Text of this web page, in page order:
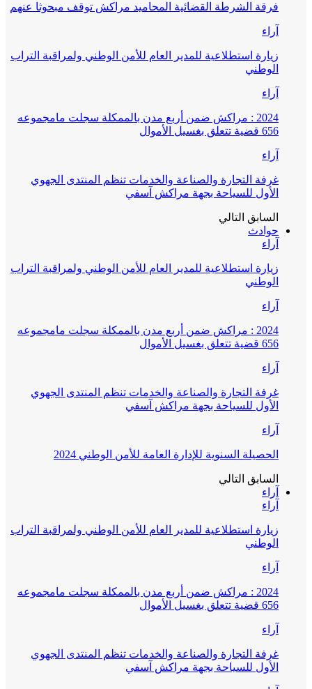
فرقة الشرطة القضائية المحاميد مراكش توقف مبحوثا عنهم
آراء
زيارة استطلاعية للمدير العام للأمن الوطني ولمراقبة التراب
الوطني
آراء
2024 : مراكش ضمن أربع مدن بالممكلة سجلت مامجموعه
656 قضية تتعلق بغسيل الأموال
آراء
غرفة التجارة والصناعة والخدمات تنظم المنتدى الجهوي
الأول للسياحة بجهة مراكش آسفي
السابق التالي
حوادث
آراء
زيارة استطلاعية للمدير العام للأمن الوطني ولمراقبة التراب
الوطني
آراء
2024 : مراكش ضمن أربع مدن بالممكلة سجلت مامجموعه
656 قضية تتعلق بغسيل الأموال
آراء
غرفة التجارة والصناعة والخدمات تنظم المنتدى الجهوي
الأول للسياحة بجهة مراكش آسفي
آراء
الحصيلة السنوية للإدارة العامة للأمن الوطني 2024
السابق التالي
آراء
آراء
زيارة استطلاعية للمدير العام للأمن الوطني ولمراقبة التراب
الوطني
آراء
2024 : مراكش ضمن أربع مدن بالممكلة سجلت مامجموعه
656 قضية تتعلق بغسيل الأموال
آراء
غرفة التجارة والصناعة والخدمات تنظم المنتدى الجهوي
الأول للسياحة بجهة مراكش آسفي